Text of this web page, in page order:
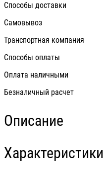
Способы доставки
Самовывоз
Транспортная компания
Способы оплаты
Оплата наличными
Безналичный расчет
Описание
Характеристики